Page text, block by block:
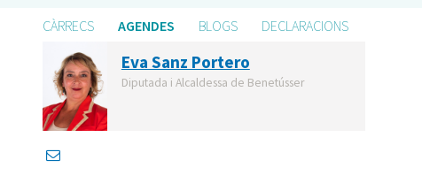
CÀRRECS AGENDES BLOGS DECLARACIONS
Eva Sanz Portero
Diputada i Alcaldessa de Benetússer